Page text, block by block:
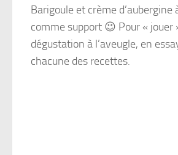
Barigoule et crème d’aubergine
comme support 😉 Pour « jouer
dégustation à l’aveugle, en
chacune des recettes.